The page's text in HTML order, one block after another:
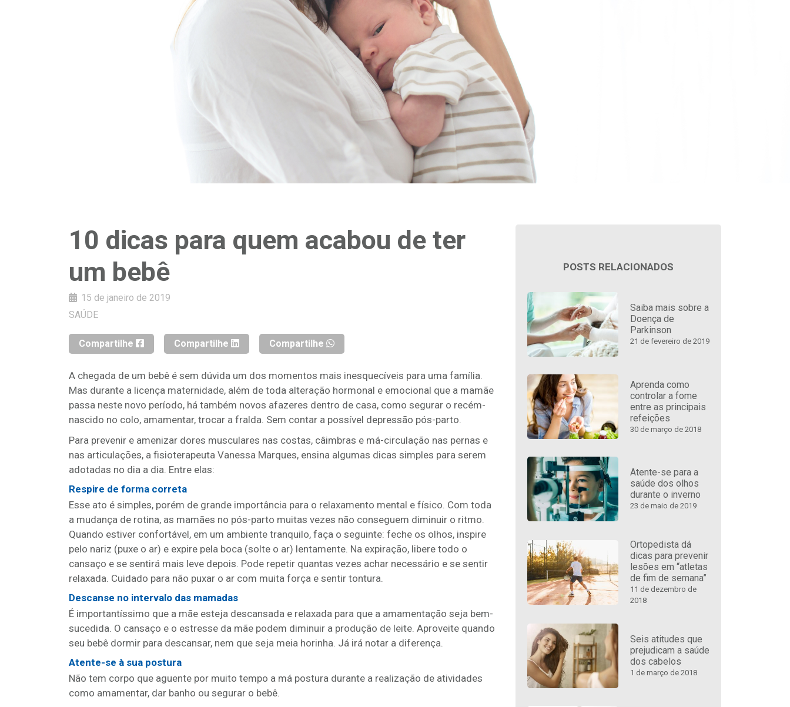
10 dicas para quem acabou de ter
um bebê
15 de janeiro de 2019
SAÚDE
Compartilhe Compartilhe Compartilhe
A chegada de um bebê é sem dúvida um dos momentos mais inesquecíveis para uma família.
Mas durante a licença maternidade, além de toda alteração hormonal e emocional que a mamãe
passa neste novo período, há também novos afazeres dentro de casa, como segurar o recém-
nascido no colo, amamentar, trocar a fralda. Sem contar a possível depressão pós-parto.
Para prevenir e amenizar dores musculares nas costas, câimbras e má-circulação nas pernas e
nas articulações, a fisioterapeuta Vanessa Marques, ensina algumas dicas simples para serem
adotadas no dia a dia. Entre elas:
Respire de forma correta
Esse ato é simples, porém de grande importância para o relaxamento mental e físico. Com toda
a mudança de rotina, as mamães no pós-parto muitas vezes não conseguem diminuir o ritmo.
Quando estiver confortável, em um ambiente tranquilo, faça o seguinte: feche os olhos, inspire
pelo nariz (puxe o ar) e expire pela boca (solte o ar) lentamente. Na expiração, libere todo o
cansaço e se sentirá mais leve depois. Pode repetir quantas vezes achar necessário e se sentir
relaxada. Cuidado para não puxar o ar com muita força e sentir tontura.
Descanse no intervalo das mamadas
É importantíssimo que a mãe esteja descansada e relaxada para que a amamentação seja bem-
sucedida. O cansaço e o estresse da mãe podem diminuir a produção de leite. Aproveite quando
seu bebê dormir para descansar, nem que seja meia horinha. Já irá notar a diferença.
Atente-se à sua postura
Não tem corpo que aguente por muito tempo a má postura durante a realização de atividades
como amamentar, dar banho ou segurar o bebê.
POSTS RELACIONADOS
Saiba mais sobre a
Doença de
Parkinson
21 de fevereiro de 2019
Aprenda como
controlar a fome
entre as principais
refeições
30 de março de 2018
Atente-se para a
saúde dos olhos
durante o inverno
23 de maio de 2019
Ortopedista dá
dicas para prevenir
lesões em “atletas
de fim de semana”
11 de dezembro de
2018
Seis atitudes que
prejudicam a saúde
dos cabelos
1 de março de 2018